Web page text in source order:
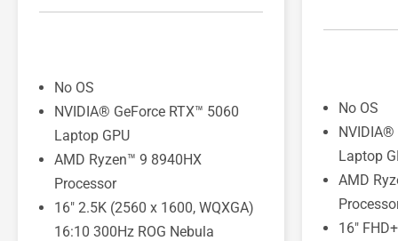
No OS
NVIDIA® GeForce RTX™ 5060
Laptop GPU
AMD Ryzen™ 9 8940HX
Processor
16" 2.5K (2560 x 1600, WQXGA)
16:10 300Hz ROG Nebula
No OS
NVIDIA®
Laptop
AMD
16"